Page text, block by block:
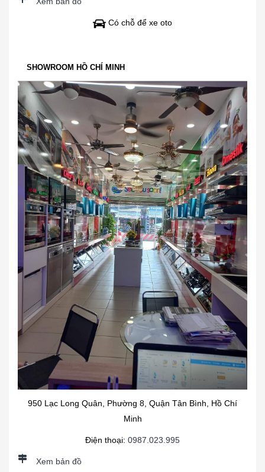
Có chỗ để xe oto
SHOWROOM HỒ CHÍ MINH
950 Lạc Long Quân, Phường 8, Quận Tân Bình, Hồ Chí
Minh
Điện thoại: 0987.023.995
Xem bản đồ